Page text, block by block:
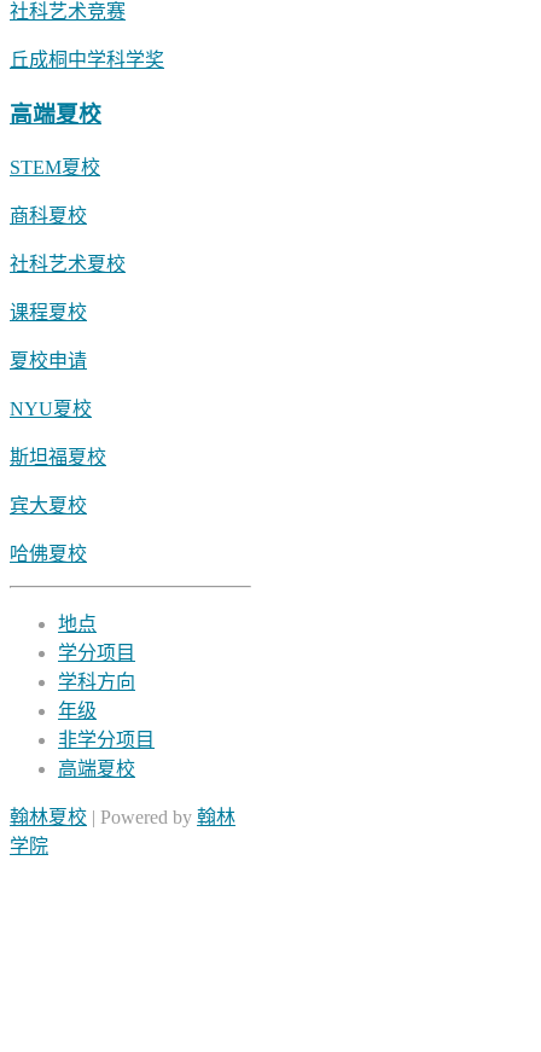
社科艺术竞赛
丘成桐中学科学奖
高端夏校
STEM夏校
商科夏校
社科艺术夏校
课程夏校
夏校申请
NYU夏校
斯坦福夏校
宾大夏校
哈佛夏校
地点
学分项目
学科方向
年级
非学分项目
高端夏校
翰林夏校 | Powered by 翰林
学院